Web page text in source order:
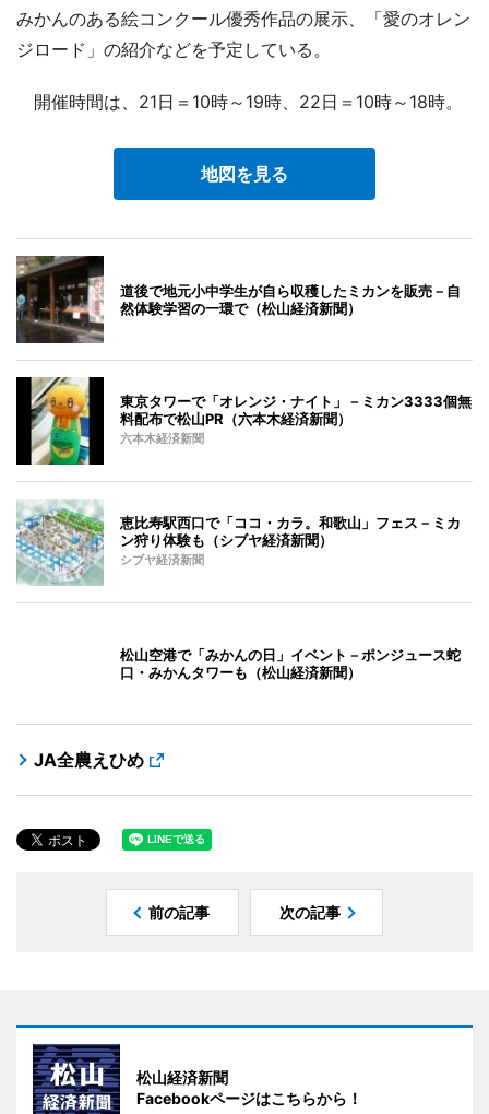
みかんのある絵コンクール優秀作品の展示、「愛のオレン
ジロード」の紹介などを予定している。
開催時間は、21日＝10時～19時、22日＝10時～18時。
地図を見る
道後で地元小中学生が自ら収穫したミカンを販売－自
然体験学習の一環で（松山経済新聞）
東京タワーで「オレンジ・ナイト」－ミカン3333個無
料配布で松山PR（六本木経済新聞）
六本木経済新聞
恵比寿駅西口で「ココ・カラ。和歌山」フェス－ミカ
ン狩り体験も（シブヤ経済新聞）
シブヤ経済新聞
松山空港で「みかんの日」イベント－ポンジュース蛇
口・みかんタワーも（松山経済新聞）
JA全農えひめ
前の記事 次の記事
松山経済新聞
Facebookページはこちらから！